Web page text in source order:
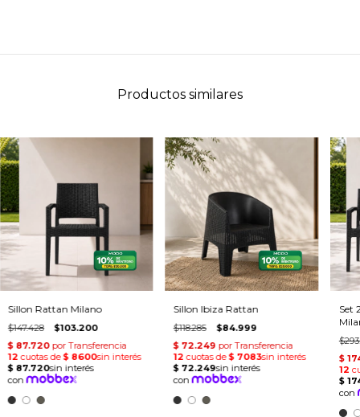
Productos similares
Sillon Rattan Milano
$147.428 $103.200
Sillon Ibiza Rattan
$118.285 $84.999
Set